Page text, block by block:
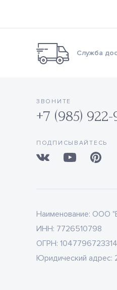
Служба
ЗВОНИТЕ
+7 (985) 922-
ПОДПИСЫВАЙТЕСЬ
Наименование: ООО
ИНН: 7726510798
ОГРН: 1047796723314
Юридический адрес: